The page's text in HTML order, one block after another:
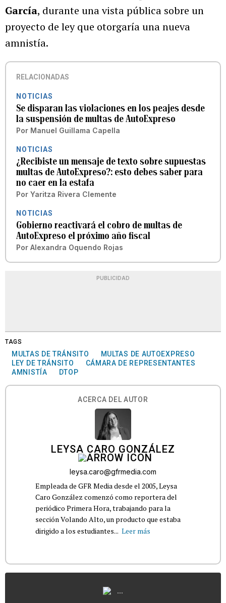
García, durante una vista pública sobre un
proyecto de ley que otorgaría una nueva
amnistía.
RELACIONADAS
NOTICIAS
Se disparan las violaciones en los peajes desde
la suspensión de multas de AutoExpreso
Por Manuel Guillama Capella
NOTICIAS
¿Recibiste un mensaje de texto sobre supuestas
multas de AutoExpreso?: esto debes saber para
no caer en la estafa
Por Yaritza Rivera Clemente
NOTICIAS
Gobierno reactivará el cobro de multas de
AutoExpreso el próximo año fiscal
Por Alexandra Oquendo Rojas
PUBLICIDAD
TAGS
MULTAS DE TRÁNSITO
MULTAS DE AUTOEXPRESO
LEY DE TRÁNSITO
CÁMARA DE REPRESENTANTES
AMNISTÍA
DTOP
ACERCA DEL AUTOR
LEYSA CARO GONZÁLEZ
leysa.caro@gfrmedia.com
Empleada de GFR Media desde el 2005, Leysa
Caro González comenzó como reportera del
periódico Primera Hora, trabajando para la
sección Volando Alto, un producto que estaba
dirigido a los estudiantes... Leer más
...